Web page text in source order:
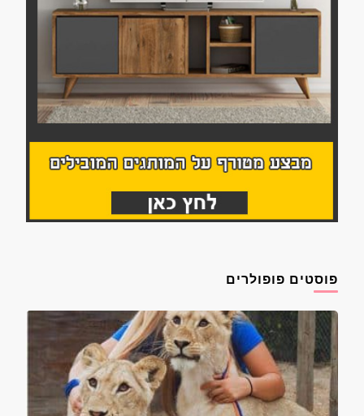
פוסטים פופולרים